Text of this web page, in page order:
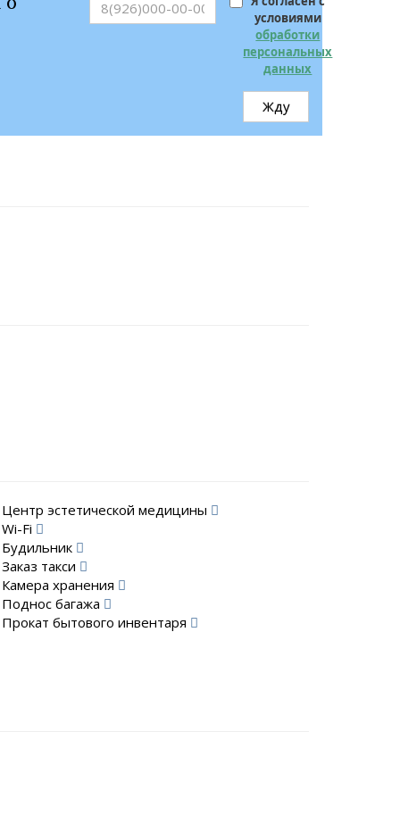
условиями
обработки
персональных
данных
Жду
Центр эстетической медицины
Wi-Fi
Будильник
Заказ такси
Камера хранения
Поднос багажа
Прокат бытового инвентаря